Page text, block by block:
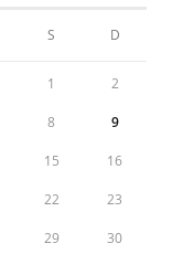
S D
1 2
8 9
15 16
22 23
29 30